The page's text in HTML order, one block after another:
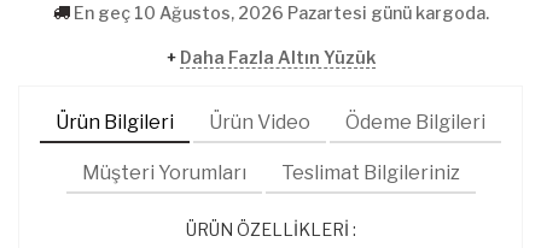
En geç 10 Ağustos, 2026 Pazartesi günü kargoda.
+ Daha Fazla Altın Yüzük
Ürün Bilgileri Ürün Video Ödeme Bilgileri
Müşteri Yorumları Teslimat Bilgileriniz
ÜRÜN ÖZELLİKLERİ :